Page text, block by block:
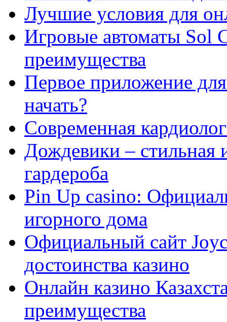
Лучшие условия для
Игровые автоматы Sol
преимущества
Первое приложение
начать?
Современная
Дождевики – стильная
гардероба
Pin Up casino:
игорного дома
Официальный сайт
достоинства казино
Онлайн казино
преимущества